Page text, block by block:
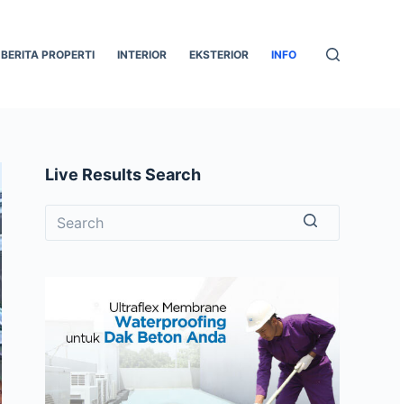
BERITA PROPERTI INTERIOR EKSTERIOR INFO
Live Results Search